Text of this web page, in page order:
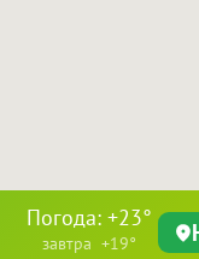
Погода: +23°
завтра +19°